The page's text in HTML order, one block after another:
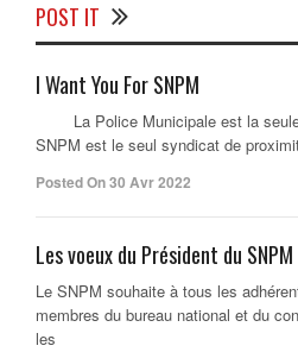
POST IT
I Want You For SNPM
La Police Municipale est la seule
SNPM est le seul syndicat de
Posted On 30 Avr 2022
Les voeux du Président du SNPM
Le SNPM souhaite à tous les
membres du bureau national et du
les